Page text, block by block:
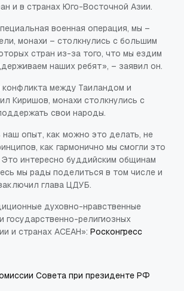
и в странах Юго-Восточной Азии.
военная операция, мы –
монахи – столкнулись с большим
стран из-за того, что мы ездим
наших ребят», – заявил он.
между Таиландом и
Киришов, монахи столкнулись с
свои народы.
наш опыт, как можно это делать, не
как гармонично мы смогли это
интересно буддийским общинам
мы рады поделиться в том числе и
глава ЦДУБ.
духовно-нравственные
государственно-религиозных
и странах АСЕАН»: Росконгресс
Совета при президенте РФ